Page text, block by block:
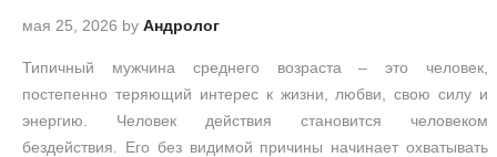
мая 25, 2026 by Андролог
Типичный мужчина среднего возраста – это человек,
постепенно теряющий интерес к жизни, любви, свою силу и
энергию. Человек действия становится человеком
бездействия. Его без видимой причины начинает охватывать